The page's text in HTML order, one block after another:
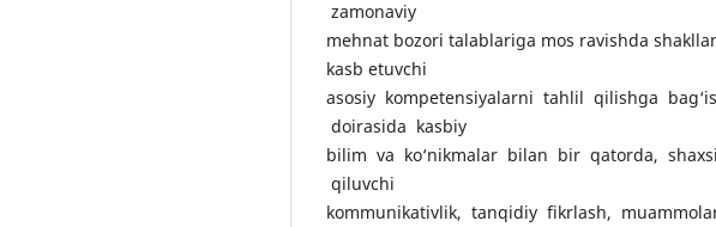
zamonaviy
mehnat bozori talablariga mos ravishda
kasb etuvchi
asosiy kompetensiyalarni tahlil qilishga
doirasida kasbiy
bilim va ko‘nikmalar bilan bir qatorda,
qiluvchi
kommunikativlik, tanqidiy fikrlash,